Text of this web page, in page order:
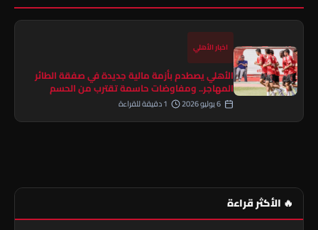
اخبار الأهلي
الأهلي يصطدم بأزمة مالية جديدة في صفقة الطائر
المهاجر.. ومفاوضات حاسمة تقترب من الحسم
🔥 الأكثر قراءة